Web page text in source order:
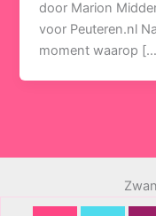
door Marion
voor Peuteren.nl
moment waarop